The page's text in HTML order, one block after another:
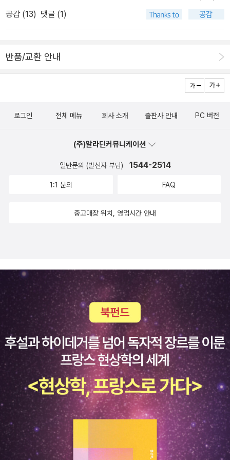
공감 (13) 댓글 (1)
반품/교환 안내
로그인 전체 메뉴 회사 소개 출판사 안내 PC 버전
(주)알라딘커뮤니케이션
일반문의 (발신자 부담) 1544-2514
1:1 문의 FAQ
중고매장 위치, 영업시간 안내